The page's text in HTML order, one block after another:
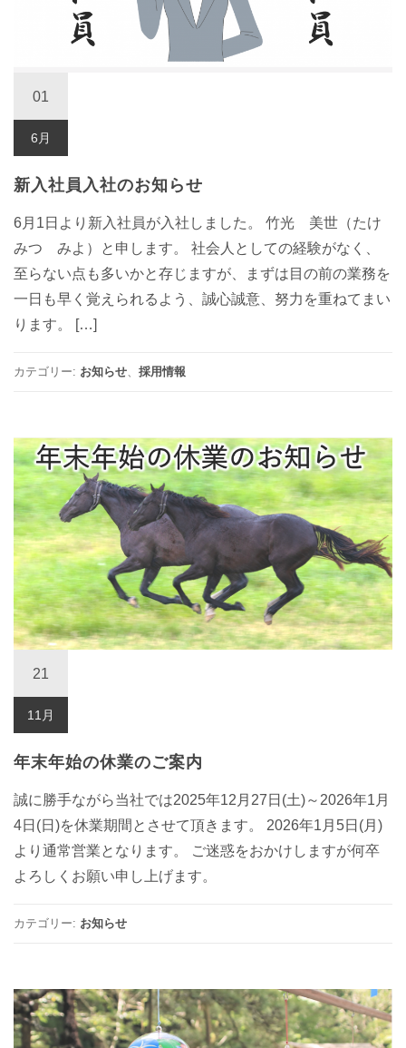
01
6月
新入社員入社のお知らせ
6月1日より新入社員が入社しました。 竹光 美世（たけ
みつ みよ）と申します。 社会人としての経験がなく、
至らない点も多いかと存じますが、まずは目の前の業務を
一日も早く覚えられるよう、誠心誠意、努力を重ねてまい
ります。 […]
カテゴリー: お知らせ、 採用情報
21
11月
年末年始の休業のご案内
誠に勝手ながら当社では2025年12月27日(土)～2026年1月
4日(日)を休業期間とさせて頂きます。 2026年1月5日(月)
より通常営業となります。 ご迷惑をおかけしますが何卒
よろしくお願い申し上げます。
カテゴリー: お知らせ